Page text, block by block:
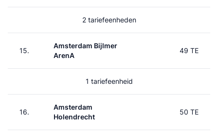
2 tariefeenheden
15.
Amsterdam Bijlmer
ArenA
49 TE
1 tariefeenheid
16.
Amsterdam
Holendrecht
50 TE